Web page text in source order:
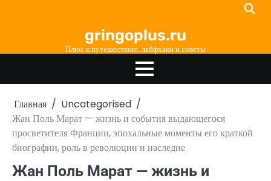
gringoplus.ru
Плюс к путешествию: лайфхаки и советы
Главная
Uncategorised
Жан Поль Марат — жизнь и события выдающегося
просветителя Франции, эпохальные моменты его краткой
биографии, роль в революции и наследие
Жан Поль Марат — жизнь и